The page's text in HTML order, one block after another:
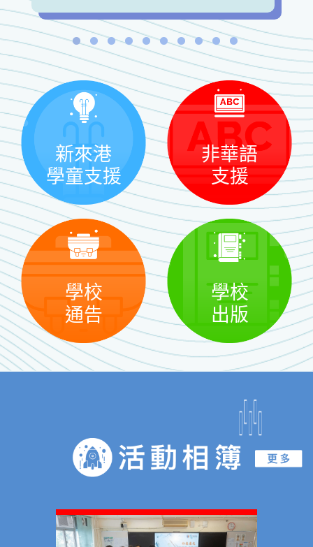
新來港
學童支援
非華語
支援
學校
通告
學校
出版